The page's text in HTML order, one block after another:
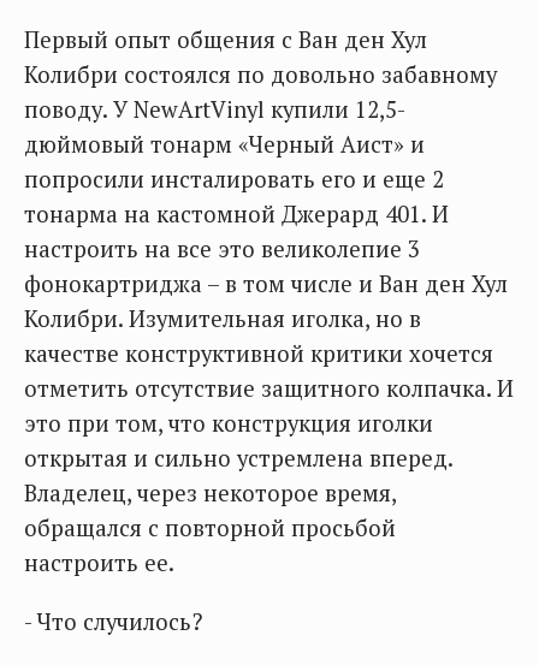
Первый опыт общения с Ван ден Хул
Колибри состоялся по довольно забавному
поводу. У NewArtVinyl купили 12,5-
дюймовый тонарм «Черный Аист» и
попросили инсталировать его и еще 2
тонарма на кастомной Джерард 401. И
настроить на все это великолепие 3
фонокартриджа – в том числе и Ван ден Хул
Колибри. Изумительная иголка, но в
качестве конструктивной критики хочется
отметить отсутствие защитного колпачка. И
это при том, что конструкция иголки
открытая и сильно устремлена вперед.
Владелец, через некоторое время,
обращался с повторной просьбой
настроить ее.
- Что случилось?